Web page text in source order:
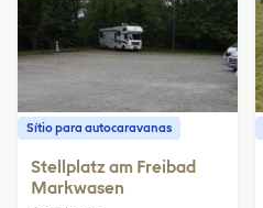
Sítio para autocaravanas
Stellplatz am Freibad
Markwasen